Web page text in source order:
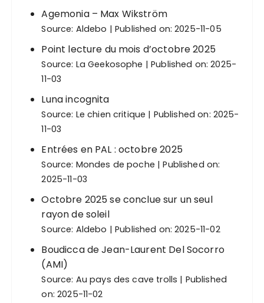
Agemonia – Max Wikström
Source: Aldebo Published on: 2025-11-05
Point lecture du mois d’octobre 2025
Source: La Geekosophe
Published on: 2025-
11-03
Luna incognita
Source: Le chien critique
Published on: 2025-
11-03
Entrées en PAL : octobre 2025
Source: Mondes de poche
Published on:
2025-11-03
Octobre 2025 se conclue sur un seul
rayon de soleil
Source: Aldebo Published on: 2025-11-02
Boudicca de Jean-Laurent Del Socorro
(AMI)
Source: Au pays des cave trolls
Published
on: 2025-11-02